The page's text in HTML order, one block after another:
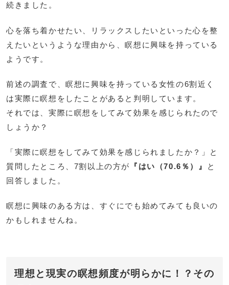
続きました。
心を落ち着かせたい、リラックスしたいといった心を整
えたいというような理由から、瞑想に興味を持っている
ようです。
前述の調査で、瞑想に興味を持っている女性の6割近く
は実際に瞑想をしたことがあると判明しています。
それでは、実際に瞑想をしてみて効果を感じられたので
しょうか？
「実際に瞑想をしてみて効果を感じられましたか？」と
質問したところ、7割以上の方が
『はい（70.6％）』
と
回答しました。
瞑想に興味のある方は、すぐにでも始めてみても良いの
かもしれませんね。
理想と現実の瞑想頻度が明らかに！？その